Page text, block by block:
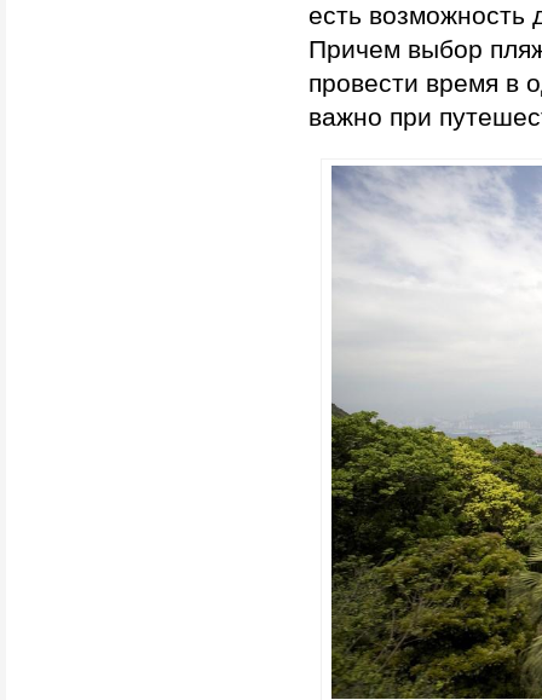
есть возможность
Причем выбор
провести время в
важно при